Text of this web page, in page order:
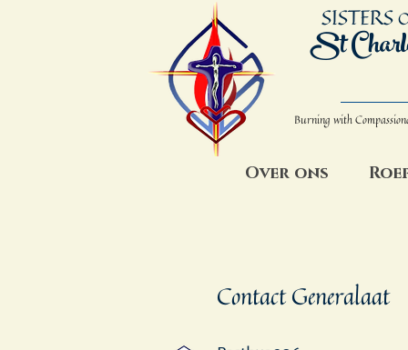
St
SISTERS
Burning with
Over ons
Contact Generalaat